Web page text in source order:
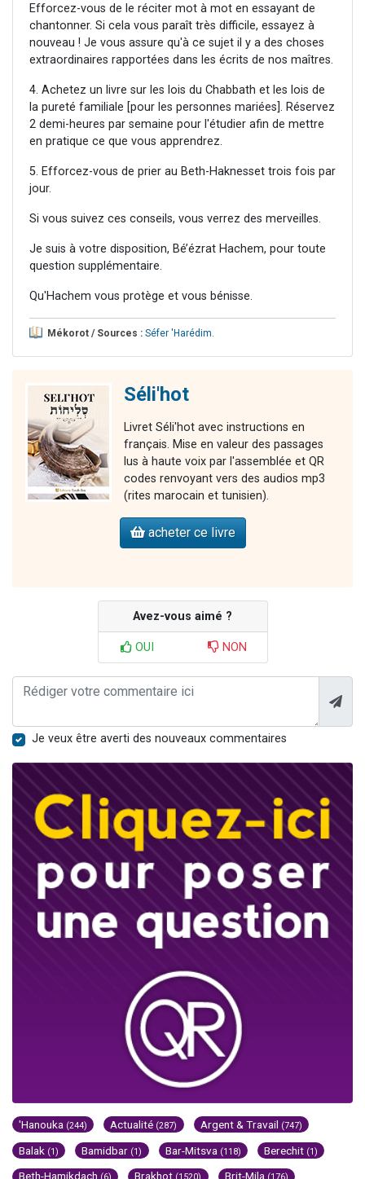
Efforcez-vous de le réciter mot à mot en essayant de
chantonner. Si cela vous paraît très difficile, essayez à
nouveau ! Je vous assure qu'à ce sujet il y a des choses
extraordinaires rapportées dans les écrits de nos maîtres.
4. Achetez un livre sur les lois du Chabbath et les lois de
la pureté familiale [pour les personnes mariées]. Réservez
2 demi-heures par semaine pour l'étudier afin de mettre
en pratique ce que vous apprendrez.
5. Efforcez-vous de prier au Beth-Haknesset trois fois par
jour.
Si vous suivez ces conseils, vous verrez des merveilles.
Je suis à votre disposition, Bé’ézrat Hachem, pour toute
question supplémentaire.
Qu'Hachem vous protège et vous bénisse.
Mékorot / Sources : Séfer 'Harédim.
Séli'hot
Livret Séli'hot avec instructions en
français. Mise en valeur des passages
lus à haute voix par l'assemblée et QR
codes renvoyant vers des audios mp3
(rites marocain et tunisien).
acheter ce livre
Avez-vous aimé ?
OUI NON
Je veux être averti des nouveaux commentaires
'Hanouka (244) Actualité (287) Argent & Travail (747)
Balak (1) Bamidbar (1) Bar-Mitsva (118) Berechit (1)
Beth-Hamikdach Brakhot Brit-Mila